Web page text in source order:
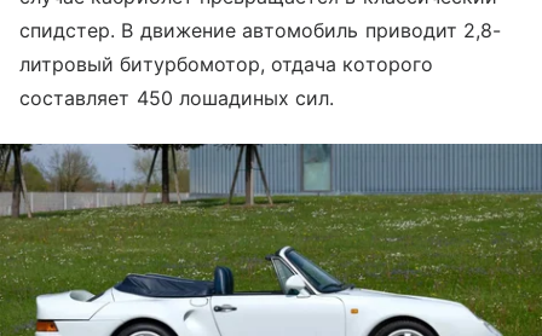
спидстер. В движение автомобиль приводит 2,8-
литровый битурбомотор, отдача которого
составляет 450 лошадиных сил.